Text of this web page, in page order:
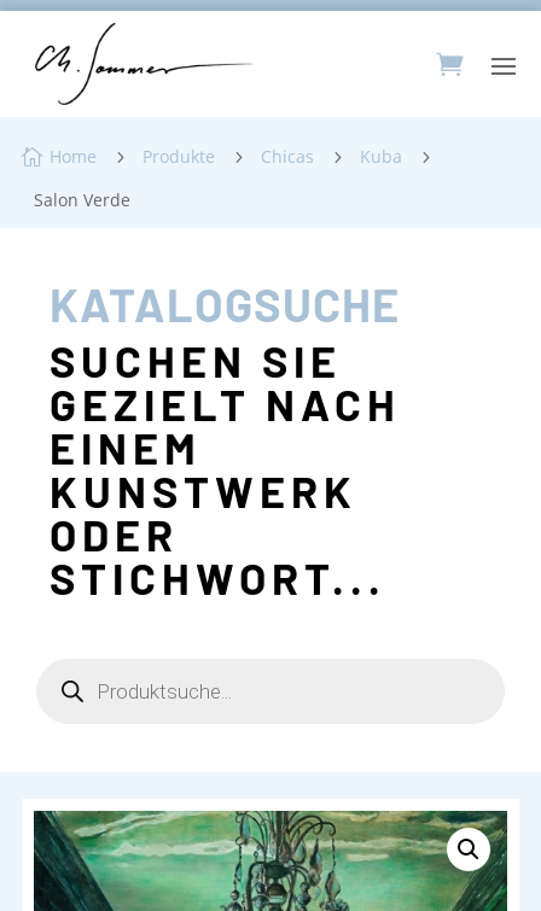
 Home 5 Produkte 5 Chicas 5 Kuba 5
Salon Verde
KATALOGSUCHE
SUCHEN SIE
GEZIELT NACH
EINEM
KUNSTWERK
ODER
STICHWORT...
search